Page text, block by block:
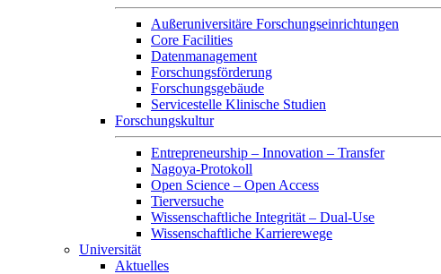
Außeruniversitäre Forschungseinrichtungen
Core Facilities
Datenmanagement
Forschungsförderung
Forschungsgebäude
Servicestelle Klinische Studien
Forschungskultur
Entrepreneurship – Innovation – Transfer
Nagoya-Protokoll
Open Science – Open Access
Tierversuche
Wissenschaftliche Integrität – Dual-Use
Wissenschaftliche Karrierewege
Universität
Aktuelles